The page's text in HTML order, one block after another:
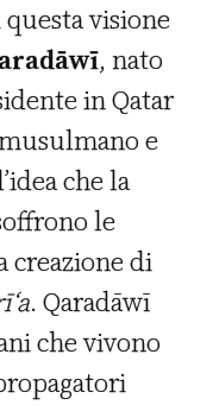
visione
, nato
in Qatar
e
che la
le
creazione di
. Qaradāwī
che vivono